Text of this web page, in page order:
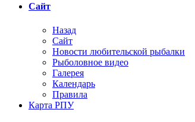
Сайт
Назад
Сайт
Новости любительской рыбалки
Рыболовное видео
Галерея
Календарь
Правила
Карта РПУ